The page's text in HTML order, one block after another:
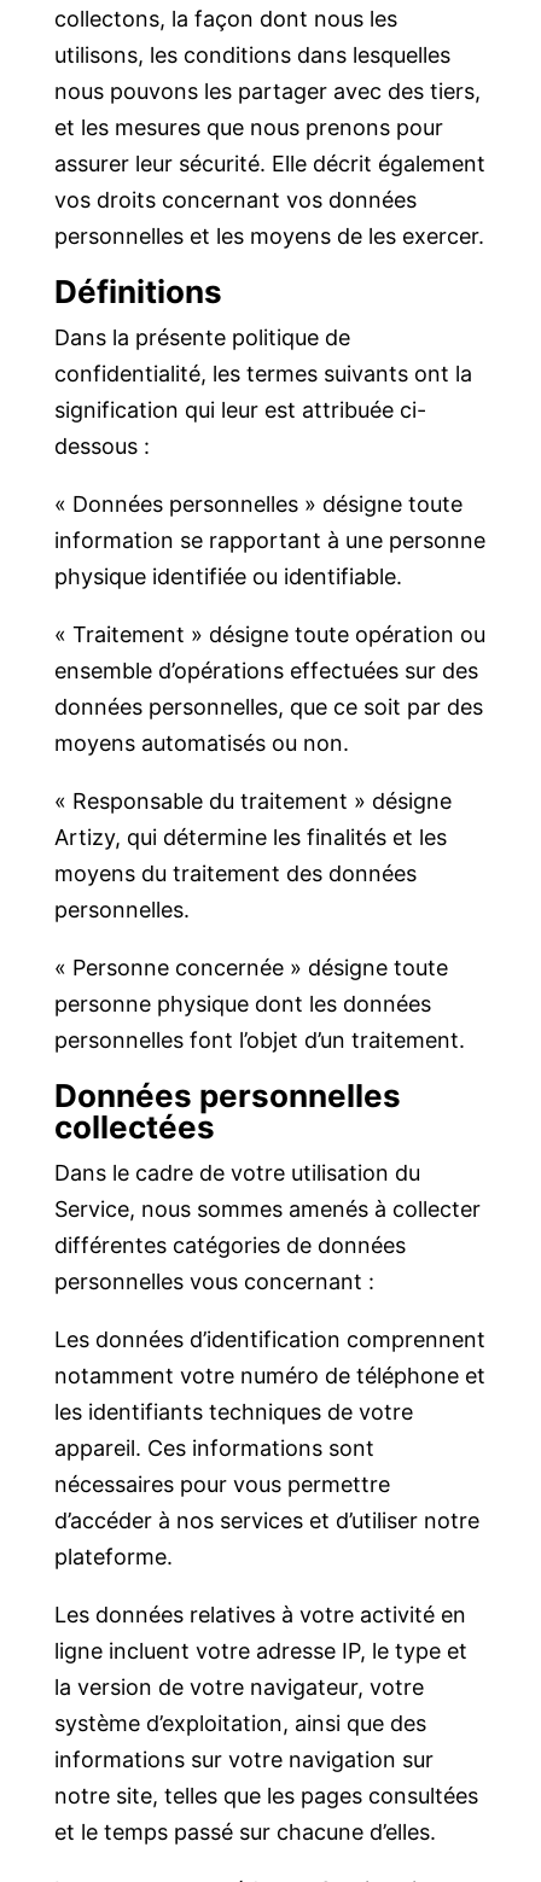
collectons, la façon dont nous les
utilisons, les conditions dans lesquelles
nous pouvons les partager avec des tiers,
et les mesures que nous prenons pour
assurer leur sécurité. Elle décrit également
vos droits concernant vos données
personnelles et les moyens de les exercer.
Définitions
Dans la présente politique de
confidentialité, les termes suivants ont la
signification qui leur est attribuée ci-
dessous :
« Données personnelles » désigne toute
information se rapportant à une personne
physique identifiée ou identifiable.
« Traitement » désigne toute opération ou
ensemble d’opérations effectuées sur des
données personnelles, que ce soit par des
moyens automatisés ou non.
« Responsable du traitement » désigne
Artizy, qui détermine les finalités et les
moyens du traitement des données
personnelles.
« Personne concernée » désigne toute
personne physique dont les données
personnelles font l’objet d’un traitement.
Données personnelles
collectées
Dans le cadre de votre utilisation du
Service, nous sommes amenés à collecter
différentes catégories de données
personnelles vous concernant :
Les données d’identification comprennent
notamment votre numéro de téléphone et
les identifiants techniques de votre
appareil. Ces informations sont
nécessaires pour vous permettre
d’accéder à nos services et d’utiliser notre
plateforme.
Les données relatives à votre activité en
ligne incluent votre adresse IP, le type et
la version de votre navigateur, votre
système d’exploitation, ainsi que des
informations sur votre navigation sur
notre site, telles que les pages consultées
et le temps passé sur chacune d’elles.